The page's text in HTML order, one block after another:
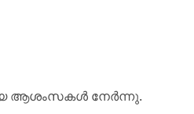
ആശംസകൾ നേർന്നു.